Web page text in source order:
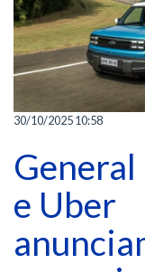
30/10/2025 10:58
e Uber